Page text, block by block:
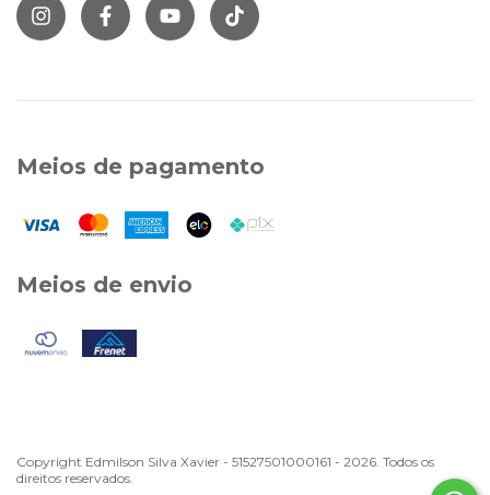
Meios de pagamento
Meios de envio
Copyright Edmilson Silva Xavier - 51527501000161 - 2026. Todos os
direitos reservados.